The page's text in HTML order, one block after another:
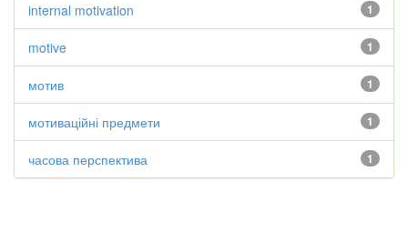
1
internal motivation
1
motive
1
мотив
1
мотиваційні предмети
1
часова перспектива